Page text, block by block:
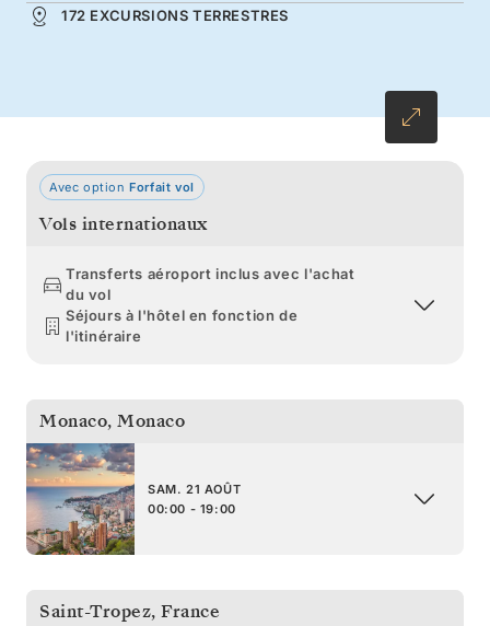
Vivez cette expérience à bord du Silver Ray,
172 EXCURSIONS TERRESTRES
Avec option Forfait vol
Vols internationaux
Transferts aéroport inclus avec l'achat
du vol
Séjours à l'hôtel en fonction de
l'itinéraire
Monaco, Monaco
SAM. 21 AOÛT
00:00 - 19:00
Saint-Tropez, France